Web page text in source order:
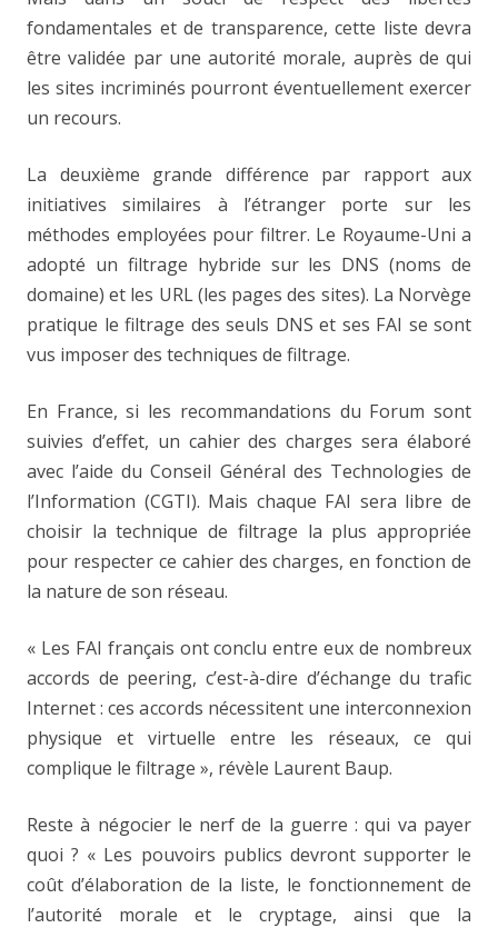
fondamentales et de transparence, cette liste devra
être validée par une autorité morale, auprès de qui
les sites incriminés pourront éventuellement exercer
un recours.
La deuxième grande différence par rapport aux
initiatives similaires à l’étranger porte sur les
méthodes employées pour filtrer. Le Royaume-Uni a
adopté un filtrage hybride sur les DNS (noms de
domaine) et les URL (les pages des sites). La Norvège
pratique le filtrage des seuls DNS et ses FAI se sont
vus imposer des techniques de filtrage.
En France, si les recommandations du Forum sont
suivies d’effet, un cahier des charges sera élaboré
avec l’aide du Conseil Général des Technologies de
l’Information (CGTI). Mais chaque FAI sera libre de
choisir la technique de filtrage la plus appropriée
pour respecter ce cahier des charges, en fonction de
la nature de son réseau.
« Les FAI français ont conclu entre eux de nombreux
accords de peering, c’est-à-dire d’échange du trafic
Internet : ces accords nécessitent une interconnexion
physique et virtuelle entre les réseaux, ce qui
complique le filtrage », révèle Laurent Baup.
Reste à négocier le nerf de la guerre : qui va payer
quoi ? « Les pouvoirs publics devront supporter le
coût d’élaboration de la liste, le fonctionnement de
l’autorité morale et le cryptage, ainsi que la